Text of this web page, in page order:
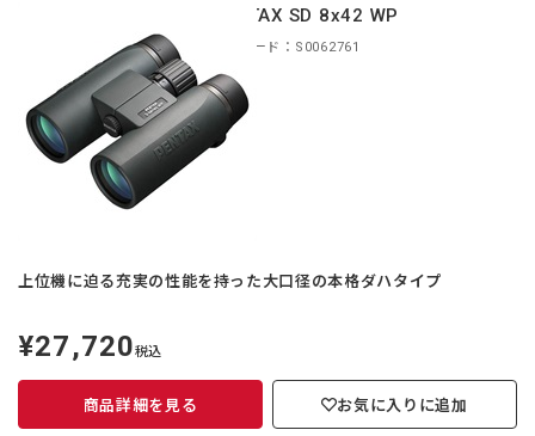
PENTAX SD 8x42 WP
商品コード：S0062761
上位機に迫る充実の性能を持った大口径の本格ダハタイプ
定
価
¥27,720税込
商品詳細を見る お気に入りに追加